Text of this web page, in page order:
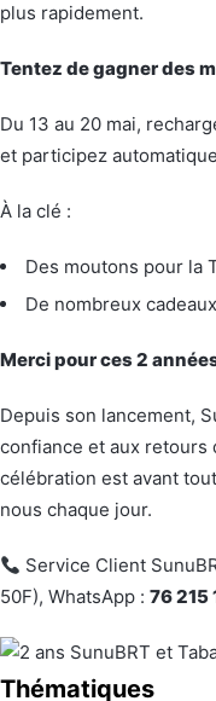
plus rapidement.
Tentez de gagner des
Du 13 au 20 mai,
et participez
À la clé :
Des moutons pour la
De nombreux cadeaux
Merci pour ces 2
Depuis son lancement,
confiance et aux retours
célébration est avant
nous chaque jour.
Service Client
50F), WhatsApp : 76 215
Thématiques